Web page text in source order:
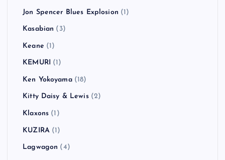
Jon Spencer Blues Explosion (1)
Kasabian (3)
Keane (1)
KEMURI (1)
Ken Yokoyama(18)
Kitty Daisy & Lewis(2)
Klaxons (1)
KUZIRA(1)
Lagwagon (4)